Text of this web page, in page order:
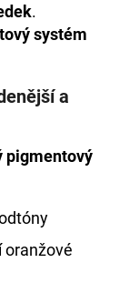
.
systém
a
pigmentový
oranžové